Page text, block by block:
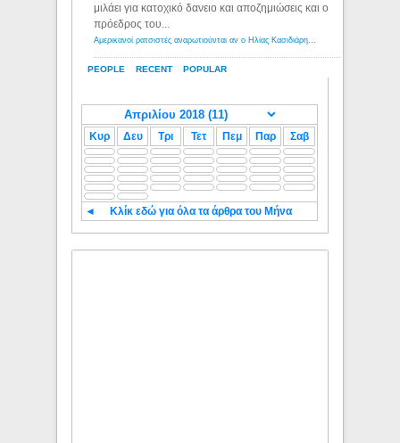
PEOPLE RECENT POPULAR
μιλάει για κατοχικό δανειο και αποζημιώσεις και ο
πρόεδρος του...
Αμερικανοί ρατσιστές αναρωτιούνται αν ο Ηλίας Κασιδιάρης ανήκει στη λευκή φυλή... - Λόγιος Ερμής
Κυρ Δευ Τρι Τετ Πεμ Παρ Σαβ
◄ Κλίκ εδώ για όλα τα άρθρα του Μήνα